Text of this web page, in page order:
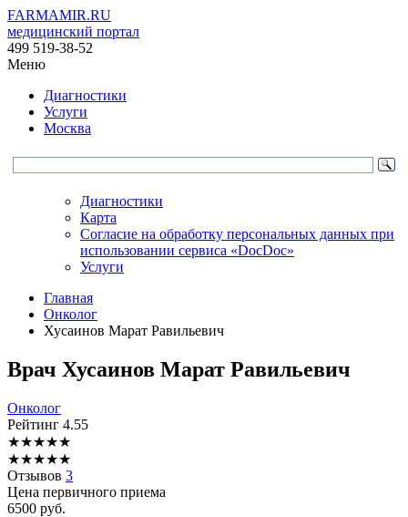
FARMAMIR.RU
медицинский портал
499 519-38-52
Меню
Диагностики
Услуги
Москва
Диагностики
Карта
Согласие на обработку персональных данных при
использовании сервиса «DocDoc»
Услуги
Главная
Онколог
Хусаинов Марат Равильевич
Врач Хусаинов Марат Равильевич
Онколог
Рейтинг 4.55
★★★★★
★★★★★
Отзывов 3
Цена первичного приема
6500 руб.